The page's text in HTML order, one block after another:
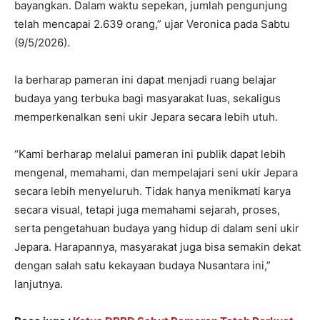
bayangkan. Dalam waktu sepekan, jumlah pengunjung
telah mencapai 2.639 orang,” ujar Veronica pada Sabtu
(9/5/2026).
Ia berharap pameran ini dapat menjadi ruang belajar
budaya yang terbuka bagi masyarakat luas, sekaligus
memperkenalkan seni ukir Jepara secara lebih utuh.
“Kami berharap melalui pameran ini publik dapat lebih
mengenal, memahami, dan mempelajari seni ukir Jepara
secara lebih menyeluruh. Tidak hanya menikmati karya
secara visual, tetapi juga memahami sejarah, proses,
serta pengetahuan budaya yang hidup di dalam seni ukir
Jepara. Harapannya, masyarakat juga bisa semakin dekat
dengan salah satu kekayaan budaya Nusantara ini,”
lanjutnya.